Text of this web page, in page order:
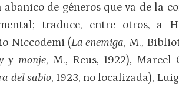
de géneros que va de la
traduce, entre otros, a
Niccodemi (La enemiga, M.,
y monje, M., Reus, 1922),
del sabio, 1923, no localizada),